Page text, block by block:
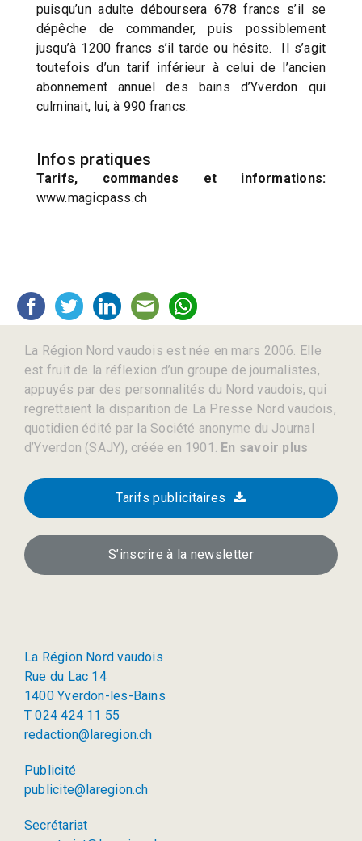
puisqu’un adulte déboursera 678 francs s’il se
dépêche de commander, puis possiblement
jusqu’à 1200 francs s’il tarde ou hésite. Il s’agit
toutefois d’un tarif inférieur à celui de l’ancien
abonnement annuel des bains d’Yverdon qui
culminait, lui, à 990 francs.
Infos pratiques
Tarifs, commandes et informations:
www.magicpass.ch
La Région Nord vaudois est née en mars 2006. Elle
est fruit de la réflexion d’un groupe de journalistes,
appuyés par des personnalités du Nord vaudois, qui
regrettaient la disparition de La Presse Nord vaudois,
quotidien édité par la Société anonyme du Journal
d’Yverdon (SAJY), créée en 1901. En savoir plus
Tarifs publicitaires
S’inscrire à la newsletter
La Région Nord vaudois
Rue du Lac 14
1400 Yverdon-les-Bains
T 024 424 11 55
redaction@laregion.ch
Publicité
publicite@laregion.ch
Secrétariat